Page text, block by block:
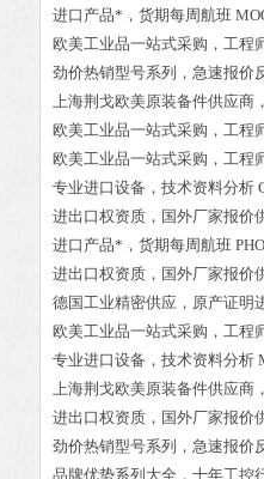
进口产品*，货期每周航班
欧美工业品一站式采购，工程
劲价热销型号系列，急速报价
上海荆戈欧美原装备件供应商
欧美工业品一站式采购，工程
欧美工业品一站式采购，工程
专业进口设备，技术资料分析
进出口权资质，国外厂家报价
进口产品*，货期每周航班
进出口权资质，国外厂家报价
德国工业精密供应，原产证明
欧美工业品一站式采购，工程
专业进口设备，技术资料分析
上海荆戈欧美原装备件供应商
进出口权资质，国外厂家报价
劲价热销型号系列，急速报价
品牌优势系列大全，十年工控